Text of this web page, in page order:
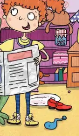
ovat kauhuissaan, ja
ja hyvin kuumaa
se nyt voi olla?
– niissä on
sopii jo vähän